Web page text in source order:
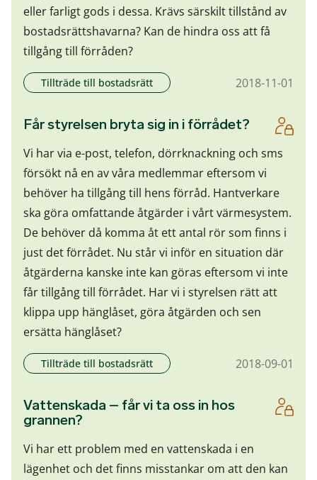
eller farligt gods i dessa. Krävs särskilt tillstånd av
bostadsrättshavarna? Kan de hindra oss att få
tillgång till förråden?
Tillträde till bostadsrätt 2018-11-01
Får styrelsen bryta sig in i förrådet?
Vi har via e-post, telefon, dörrknackning och sms
försökt nå en av våra medlemmar eftersom vi
behöver ha tillgång till hens förråd. Hantverkare
ska göra omfattande åtgärder i vårt värmesystem.
De behöver då komma åt ett antal rör som finns i
just det förrådet. Nu står vi inför en situation där
åtgärderna kanske inte kan göras eftersom vi inte
får tillgång till förrådet. Har vi i styrelsen rätt att
klippa upp hänglåset, göra åtgärden och sen
ersätta hänglåset?
Tillträde till bostadsrätt 2018-09-01
Vattenskada – får vi ta oss in hos
grannen?
Vi har ett problem med en vattenskada i en
lägenhet och det finns misstankar om att den kan